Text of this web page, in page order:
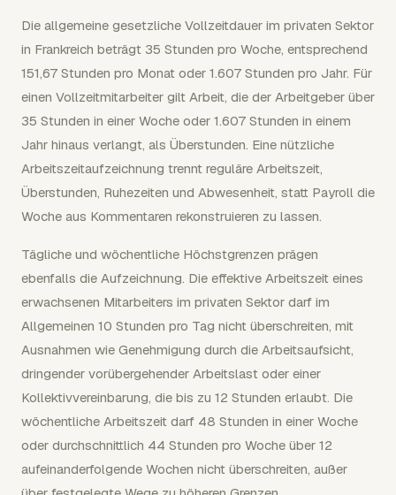
Die allgemeine gesetzliche Vollzeitdauer im privaten Sektor
in Frankreich beträgt 35 Stunden pro Woche, entsprechend
151,67 Stunden pro Monat oder 1.607 Stunden pro Jahr. Für
einen Vollzeitmitarbeiter gilt Arbeit, die der Arbeitgeber über
35 Stunden in einer Woche oder 1.607 Stunden in einem
Jahr hinaus verlangt, als Überstunden. Eine nützliche
Arbeitszeitaufzeichnung trennt reguläre Arbeitszeit,
Überstunden, Ruhezeiten und Abwesenheit, statt Payroll die
Woche aus Kommentaren rekonstruieren zu lassen.
Tägliche und wöchentliche Höchstgrenzen prägen
ebenfalls die Aufzeichnung. Die effektive Arbeitszeit eines
erwachsenen Mitarbeiters im privaten Sektor darf im
Allgemeinen 10 Stunden pro Tag nicht überschreiten, mit
Ausnahmen wie Genehmigung durch die Arbeitsaufsicht,
dringender vorübergehender Arbeitslast oder einer
Kollektivvereinbarung, die bis zu 12 Stunden erlaubt. Die
wöchentliche Arbeitszeit darf 48 Stunden in einer Woche
oder durchschnittlich 44 Stunden pro Woche über 12
aufeinanderfolgende Wochen nicht überschreiten, außer